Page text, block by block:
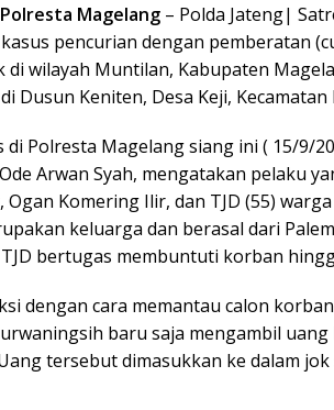
Polresta Magelang – Polda Jateng|
pencurian dengan pemberatan
di wilayah Muntilan, Kabupaten
Dusun Keniten, Desa Keji,
di Polresta Magelang siang ini ( 15/9/
Arwan Syah, mengatakan pelaku
Ogan Komering Ilir, dan TJD (55)
keluarga dan berasal dari
bertugas membuntuti korban
dengan cara memantau calon
baru saja mengambil
tersebut dimasukkan ke dalam